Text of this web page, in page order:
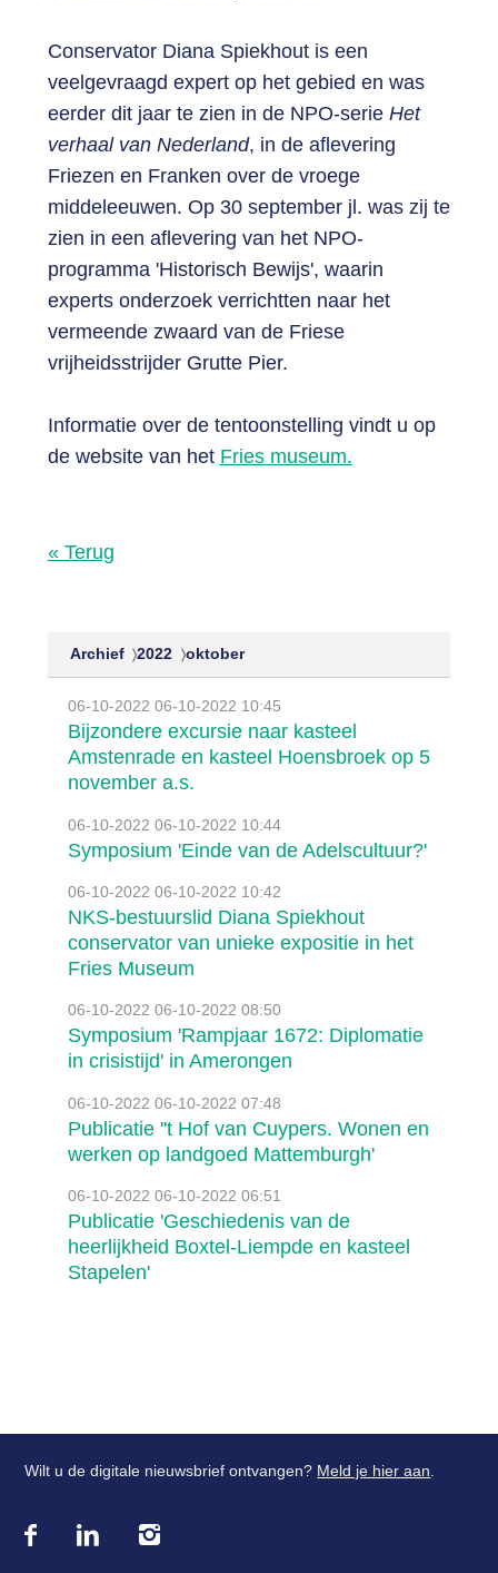
Conservator Diana Spiekhout is een
veelgevraagd expert op het gebied en was
eerder dit jaar te zien in de NPO-serie Het
verhaal van Nederland, in de aflevering
Friezen en Franken over de vroege
middeleeuwen. Op 30 september jl. was zij te
zien in een aflevering van het NPO-
programma 'Historisch Bewijs', waarin
experts onderzoek verrichtten naar het
vermeende zwaard van de Friese
vrijheidsstrijder Grutte Pier.
Informatie over de tentoonstelling vindt u op
de website van het Fries museum.
« Terug
Archief 2022 oktober
06-10-2022 06-10-2022 10:45
Bijzondere excursie naar kasteel
Amstenrade en kasteel Hoensbroek op 5
november a.s.
06-10-2022 06-10-2022 10:44
Symposium 'Einde van de Adelscultuur?'
06-10-2022 06-10-2022 10:42
NKS-bestuurslid Diana Spiekhout
conservator van unieke expositie in het
Fries Museum
06-10-2022 06-10-2022 08:50
Symposium 'Rampjaar 1672: Diplomatie
in crisistijd' in Amerongen
06-10-2022 06-10-2022 07:48
Publicatie ''t Hof van Cuypers. Wonen en
werken op landgoed Mattemburgh'
06-10-2022 06-10-2022 06:51
Publicatie 'Geschiedenis van de
heerlijkheid Boxtel-Liempde en kasteel
Stapelen'
Wilt u de digitale nieuwsbrief ontvangen? Meld je hier aan
Bezoek
onze